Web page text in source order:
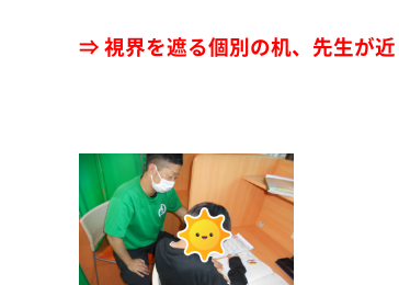
⇒ 視界を遮る個別の机、先生が近